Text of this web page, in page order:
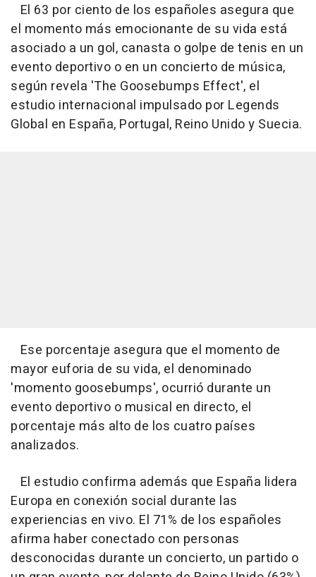
El 63 por ciento de los españoles asegura que
el momento más emocionante de su vida está
asociado a un gol, canasta o golpe de tenis en un
evento deportivo o en un concierto de música,
según revela 'The Goosebumps Effect', el
estudio internacional impulsado por Legends
Global en España, Portugal, Reino Unido y Suecia.
Ese porcentaje asegura que el momento de
mayor euforia de su vida, el denominado
'momento goosebumps', ocurrió durante un
evento deportivo o musical en directo, el
porcentaje más alto de los cuatro países
analizados.
El estudio confirma además que España lidera
Europa en conexión social durante las
experiencias en vivo. El 71% de los españoles
afirma haber conectado con personas
desconocidas durante un concierto, un partido o